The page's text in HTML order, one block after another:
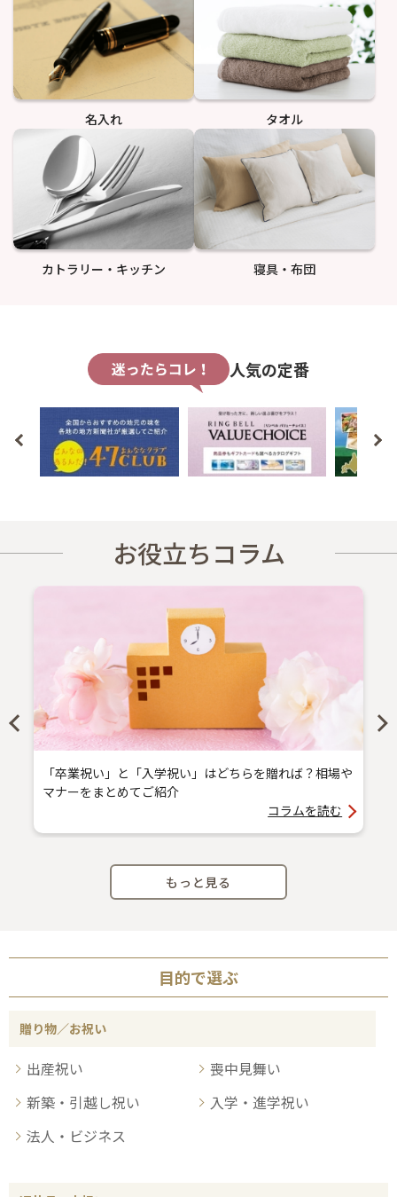
名入れ タオル
カトラリー・キッチン 寝具・布団
人気の定番
お役立ちコラム
「卒業祝い」と「入学祝い」はどちらを贈れば？相場や
マナーをまとめてご紹介
コラムを読む
もっと見る
目的で選ぶ
贈り物／お祝い
出産祝い
喪中見舞い
新築・引越し祝い
入学・進学祝い
法人・ビジネス